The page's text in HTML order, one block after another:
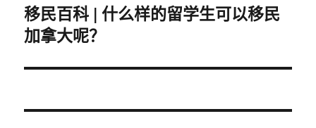
下
篇
章：
移民百科 | 什么样的留学生可以移民
加拿大呢？